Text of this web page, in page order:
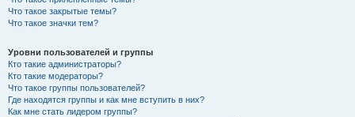
Что такое закрытые темы?
Что такое значки тем?
Уровни пользователей и группы
Кто такие администраторы?
Кто такие модераторы?
Что такое группы пользователей?
Где находятся группы и как мне вступить в них?
Как мне стать лидером группы?